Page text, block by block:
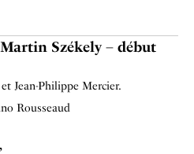
Martin Székely – début
Jean-Philippe Mercier.
Rousseaud